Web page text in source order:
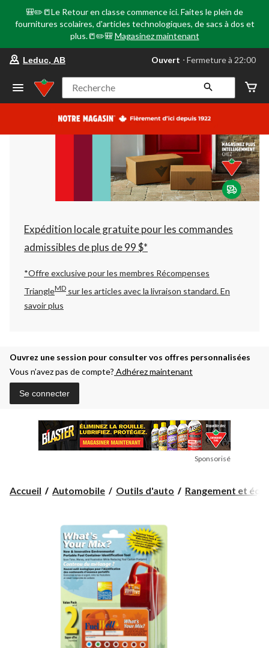
🎒✏️📒Le Retour en classe commence ici. Faites le plein de
fournitures scolaires, d'articles technologiques, de sacs à dos et
plus.📒✏️🎒 Magasinez maintenant
votre
préféré
Leduc,
AB,
courament
Fermeture
à
22:00
cliquer
pour
changer
Leduc, AB Ouvert ⋅ Fermeture à 22:00
Recherche
Expédition locale gratuite pour les commandes
admissibles de plus de 99 $*
*Offre exclusive pour les membres Récompenses
TriangleMD sur les articles avec la livraison standard.En
savoir plus
Ouvrez une session pour consulter vos offres personnalisées
Vous n’avez pas de compte? Adhérez maintenant
Se connecter
Sponsorisé
Accueil Automobile Outils d'auto Rangement et